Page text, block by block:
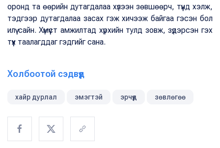
оронд та өөрийн дутагдалаа хүлээн зөвшөөрч, түүнд хэлж,
тэдгээр дутагдалаа засах гэж хичээж байгаа гэсэн бол
илүү сайн. Хүмүүст амжилтад хүрхийн тулд зовж, зүдэрсэн гэх
түүх таалагддаг гэдгийг сана.
Холбоотой сэдвүүд
хайр дурлал эмэгтэй эрчүүд зөвлөгөө